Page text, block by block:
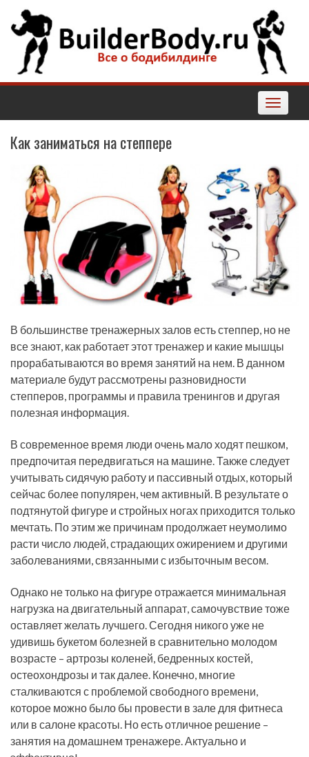
Наверх
Toggle
Как заниматься на степпере
В большинстве тренажерных залов есть степпер, но не
все знают, как работает этот тренажер и какие мышцы
прорабатываются во время занятий на нем. В данном
материале будут рассмотрены разновидности
степперов, программы и правила тренингов и другая
полезная информация.
В современное время люди очень мало ходят пешком,
предпочитая передвигаться на машине. Также следует
учитывать сидячую работу и пассивный отдых, который
сейчас более популярен, чем активный. В результате о
подтянутой фигуре и стройных ногах приходится только
мечтать. По этим же причинам продолжает неумолимо
расти число людей, страдающих ожирением и другими
заболеваниями, связанными с избыточным весом.
Однако не только на фигуре отражается минимальная
нагрузка на двигательный аппарат, самочувствие тоже
оставляет желать лучшего. Сегодня никого уже не
удивишь букетом болезней в сравнительно молодом
возрасте – артрозы коленей, бедренных костей,
остеохондрозы и так далее. Конечно, многие
сталкиваются с проблемой свободного времени,
которое можно было бы провести в зале для фитнеса
или в салоне красоты. Но есть отличное решение –
занятия на домашнем тренажере. Актуально и